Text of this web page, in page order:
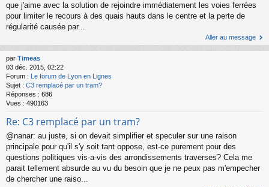
que j'aime avec la solution de rejoindre immédiatement les voies ferrées
pour limiter le recours à des quais hauts dans le centre et la perte de
régularité causée par...
Aller au message
par Timeas
03 déc. 2015, 02:22
Forum :
Le forum de Lyon en Lignes
Sujet : C3 remplacé par un tram?
Réponses : 686
Vues : 490163
Re: C3 remplacé par un tram?
@nanar: au juste, si on devait simplifier et speculer sur une raison
principale pour qu'il s'y soit tant oppose, est-ce purement pour des
questions politiques vis-a-vis des arrondissements traverses? Cela me
parait tellement absurde au vu du besoin que je ne peux pas m'empecher
de chercher une raiso...